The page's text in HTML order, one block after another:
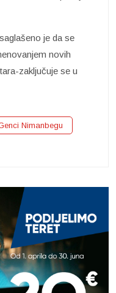
je da se
novih
zaključuje se u
Nimanbegu